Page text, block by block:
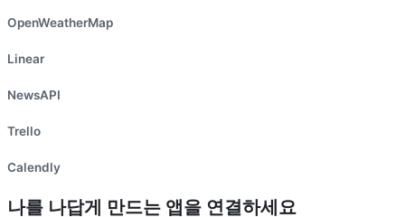
OpenWeatherMap
Linear
NewsAPI
Trello
Calendly
나를 나답게 만드는 앱을 연결하세요